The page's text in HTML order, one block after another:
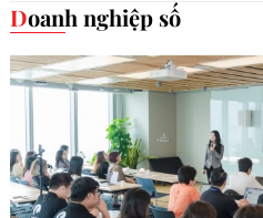
Doanh nghiệp số